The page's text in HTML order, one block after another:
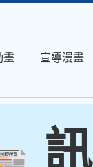
畫 宣導漫畫